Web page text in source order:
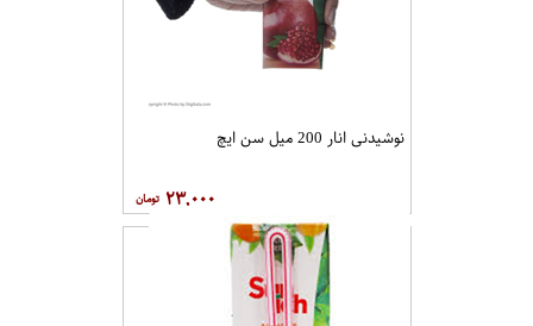
نوشیدنی انار 200 میل سن ایچ
۲۳,۰۰۰